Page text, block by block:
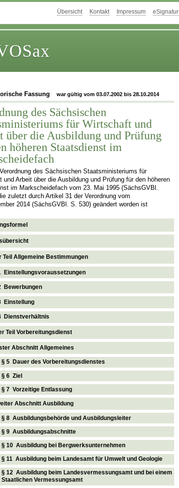
Übersicht Kontakt Impressum eSignatur
Fassung war gültig vom 03.07.2002 bis 28.10.2014
des Sächsischen
für Wirtschaft und
über die Ausbildung und Prüfung
höheren Staatsdienst im
des Sächsischen Staatsministeriums für
und Arbeit über die Ausbildung und Prüfung für den höheren
im Markscheidefach vom 23. Mai 1995 (SächsGVBl.
zuletzt durch Artikel 31 der Verordnung vom
2014 (SächsGVBl. S. 530) geändert worden ist
Teil Allgemeine Bestimmungen
Einstellungsvoraussetzungen
Bewerbungen
Einstellung
Dienstverhältnis
Teil Vorbereitungsdienst
Abschnitt Allgemeines
§ 5 Dauer des Vorbereitungsdienstes
§ 6 Ziel
§ 7 Vorzeitige Entlassung
Abschnitt Ausbildung
§ 8 Ausbildungsbehörde und Ausbildungsleiter
§ 9 Ausbildungsabschnitte
§ 10 Ausbildung bei Bergwerksunternehmen
§ 11 Ausbildung beim Landesamt für Umwelt und Geologie
§ 12 Ausbildung beim Landesvermessungsamt und bei einem
Staatlichen Vermessungsamt